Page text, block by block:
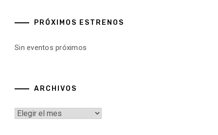
PRÓXIMOS ESTRENOS
Sin eventos próximos
ARCHIVOS
Archivos